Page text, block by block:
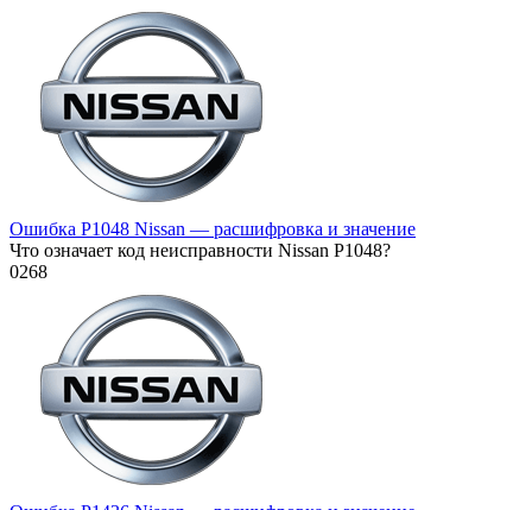
Ошибка P1048 Nissan — расшифровка и значение
Что означает код неисправности Nissan P1048?
0268